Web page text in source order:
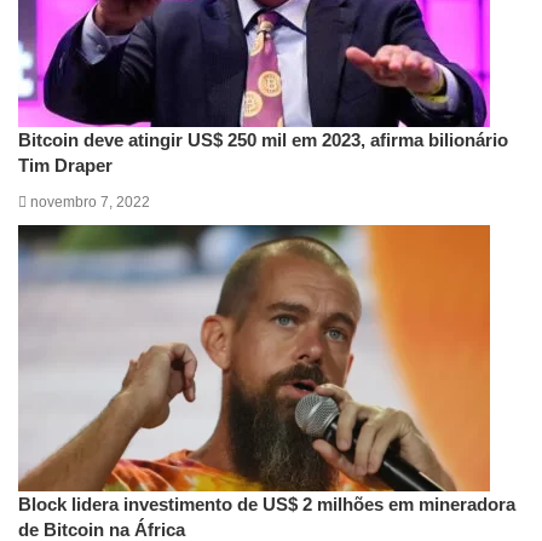
Bitcoin deve atingir US$ 250 mil em 2023, afirma bilionário
Tim Draper
novembro 7, 2022
Block lidera investimento de US$ 2 milhões em mineradora
de Bitcoin na África